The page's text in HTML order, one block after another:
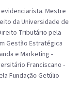
Mestre
da Universidade de
Tributário pela
Gestão Estratégica
e Marketing -
Franciscano -
Fundação Getúlio